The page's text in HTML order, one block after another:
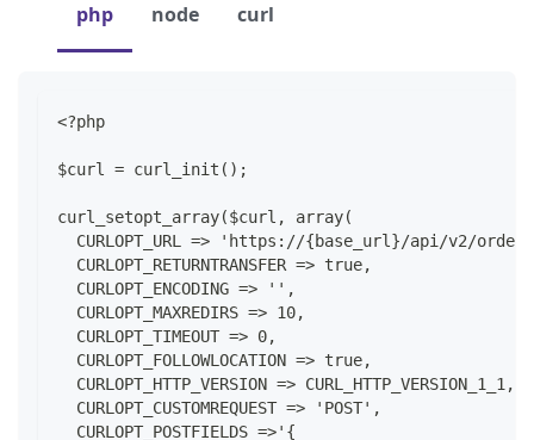
php node curl
<?php
$curl = curl_init();
curl_setopt_array($curl, array(
CURLOPT_URL => 'https://{base_url}/api/v2/
  CURLOPT_RETURNTRANSFER => true,
  CURLOPT_ENCODING => '',
  CURLOPT_MAXREDIRS => 10,
  CURLOPT_TIMEOUT => 0,
  CURLOPT_FOLLOWLOCATION => true,
  CURLOPT_HTTP_VERSION => CURL_HTTP_VERSION_1_1,
  CURLOPT_CUSTOMREQUEST => 'POST',
  CURLOPT_POSTFIELDS =>'{